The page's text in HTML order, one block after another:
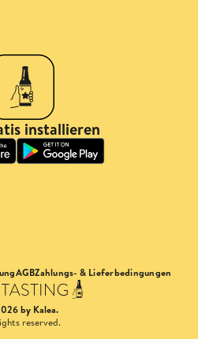
installieren
AGBZahlungs- & Lieferbedingungen
by Kalea.
reserved.